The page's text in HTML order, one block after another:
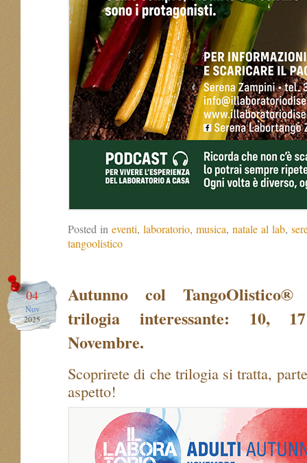
Posted in eventi, laboratorio, musica, natale al lab,
tangoolistico
04
Nov
2025
Autunno col
trilogia interessante: 10,
Novembre.
Scoprirete di che trilogia si tratta,
aspetto!